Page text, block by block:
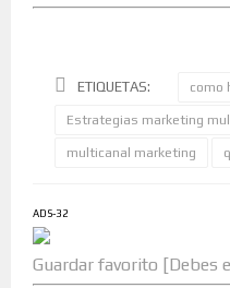
ETIQUETAS: como
Estrategias marketing
multicanal marketing
ADS-32
Guardar favorito [Debes